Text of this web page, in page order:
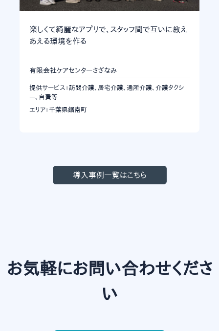
楽しくて綺麗なアプリで、スタッフ間で互いに教え
あえる環境を作る
有限会社ケアセンターさざなみ
提供サービス：訪問介護、居宅介護、通所介護、介護タクシ
ー、自費等
エリア：千葉県鋸南町
導入事例一覧はこちら
お気軽にお問い合わせくださ
い